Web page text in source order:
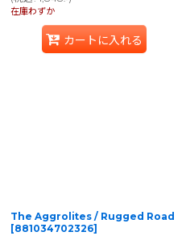
在庫わずか
カートに入れる
The Aggrolites / Rugged Road
[881034702326]